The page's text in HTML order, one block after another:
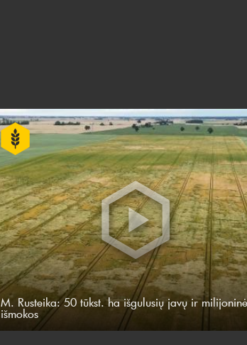
M. Rusteika: 50 tūkst. ha išgulusių javų ir
išmokos